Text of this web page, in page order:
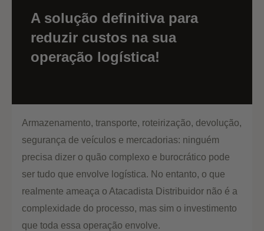
A solução definitiva para
reduzir custos na sua
operação logística!
Armazenamento, transporte, roteirização, devolução,
segurança de veículos e mercadorias: ninguém
precisa dizer o quão complexo e burocrático pode
ser tudo que envolve logística. No entanto, o que
realmente ameaça o Atacadista Distribuidor não é a
complexidade do processo, mas sim o investimento
que toda essa operação envolve.